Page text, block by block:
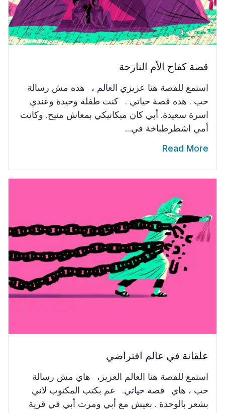
قصة كفاح الأم النازحة
استمع للقصة هنا عزيزي العالم ، هده مش رسالة
حب . هده قصة حياتي . كنت طفلة وحيدة وعندي
اسرة سعيدة. أبي كان ميكانيكي بمعاش منيح. وكانت
أمي اشطرطباخة في...
Read More
علقانة في عالم افتراضي
استمع للقصة هنا العالم العزيز، هاي مش رسالة
حب ، هاي قصة حياتي. عم بكتب المكتوب لاني
بشعر بالوحدة . بعيش مع أبي ومرت أبي في قرية